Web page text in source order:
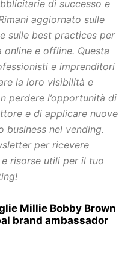
di successo e
aggiornato sulle
sulle best practices per
e offline. Questa
e imprenditori
la loro visibilità e
perdere l’opportunità di
e di applicare nuove
business nel vending.
per ricevere
risorse utili per il tuo
Millie Bobby Brown
brand ambassador